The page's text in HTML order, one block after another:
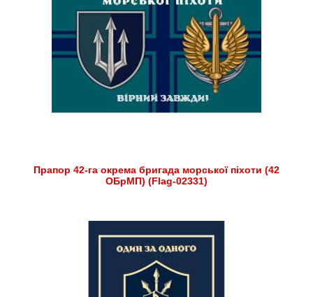
Прапор 42-га окрема бригада морської піхоти (42
ОБрМП) (Flag-02331)